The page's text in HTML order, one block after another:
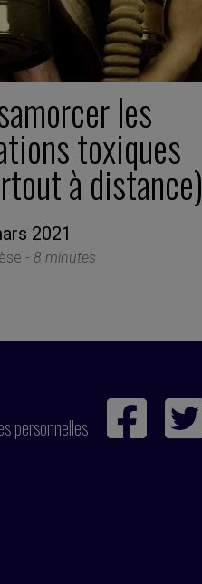
les
toxiques
à distance)
2021
- 8 minutes
personnelles